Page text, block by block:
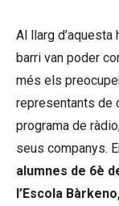
Al llarg
barri van poder
més els
representants de
programa de
seus companys.
alumnes de 6è
l’Escola